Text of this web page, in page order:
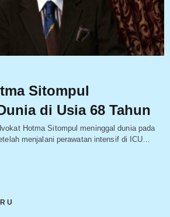
Sitompul
di Usia 68 Tahun
Hotma Sitompul meninggal dunia pada
menjalani perawatan intensif di ICU…